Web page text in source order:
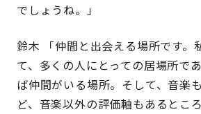
でしょうね。」
鈴木 「仲間と出会える場所です。
て、多くの人にとっての居場所で
ば仲間がいる場所。そして、音楽
ど、音楽以外の評価軸もあるとこ